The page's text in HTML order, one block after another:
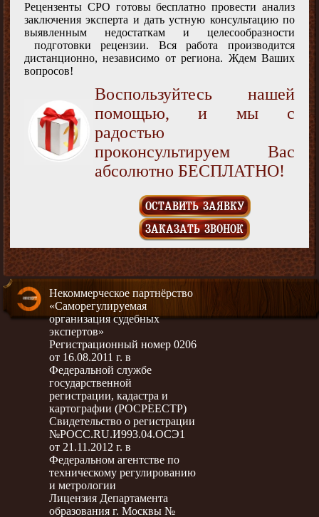
Рецензенты СРО готовы бесплатно провести анализ
заключения эксперта и дать устную консультацию по
выявленным недостаткам и целесообразности
подготовки рецензии. Вся работа производится
дистанционно, независимо от региона. Ждем Ваших
вопросов!
Воспользуйтесь нашей
помощью, и мы с
радостью
проконсультируем Вас
абсолютно БЕСПЛАТНО!
ОСТАВИТЬ ЗАЯВКУ
ЗАКАЗАТЬ ЗВОНОК
Некоммерческое партнёрство
«Саморегулируемая
организация судебных
экспертов»
Регистрационный номер 0206
от 16.08.2011 г. в
Федеральной службе
государственной
регистрации, кадастра и
картографии (РОСРЕЕСТР)
Свидетельство о регистрации
№РОСС.RU.И993.04.ОСЭ1
от 21.11.2012 г. в
Федеральном агентстве по
техническому регулированию
и метрологии
Лицензия Департамента
образования г. Москвы №